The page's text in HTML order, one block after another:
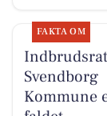
FAKTA OM
Svendborg
Kommune